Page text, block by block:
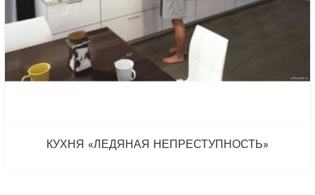
КУХНЯ «ЛЕДЯНАЯ НЕПРЕСТУПНОСТЬ»